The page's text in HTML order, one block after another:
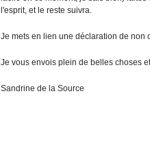
l'esprit, et le reste suivra.
Je mets en lien une déclaration de non
Je vous envois plein de belles choses
Sandrine de la Source